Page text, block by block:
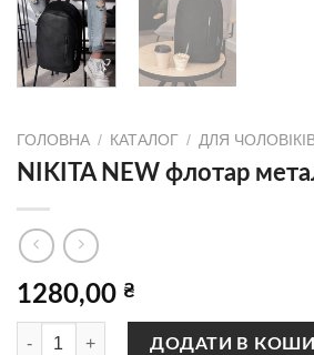
ГОЛОВНА / КАТАЛОГ / ДЛЯ
NIKITA NEW флотар
1280,00 ₴
NIKITA NEW флотар метал замки
ДОДАТИ В